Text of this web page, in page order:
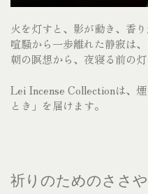
火を灯すと、影が動き、香り
喧騒から一歩離れた静寂は
朝の瞑想から、夜寝る前の灯
Lei Incense Collectionは、
とき」を届けます。
祈りのためのささ